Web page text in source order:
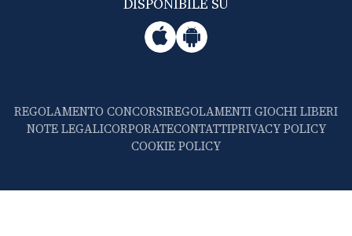
REGOLAMENTO CONCORSIREGOLAMENTI GIOCHI LIBERI
NOTE LEGALICORPORATECONTATTIPRIVACY POLICY
COOKIE POLICY